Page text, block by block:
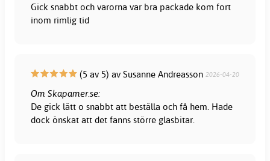
Gick snabbt och varorna var bra packade kom fort
inom rimlig tid
(5 av 5) av Susanne Andreasson 2026-04-20
Om Skapamer.se:
De gick lätt o snabbt att beställa och få hem. Hade
dock önskat att det fanns större glasbitar.